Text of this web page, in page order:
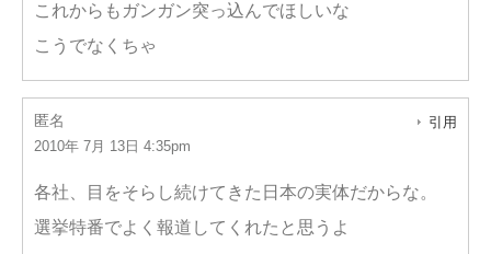
これからもガンガン突っ込んでほしいな
こうでなくちゃ
匿名
2010年 7月 13日 4:35pm
引用
各社、目をそらし続けてきた日本の実体だからな。
選挙特番でよく報道してくれたと思うよ